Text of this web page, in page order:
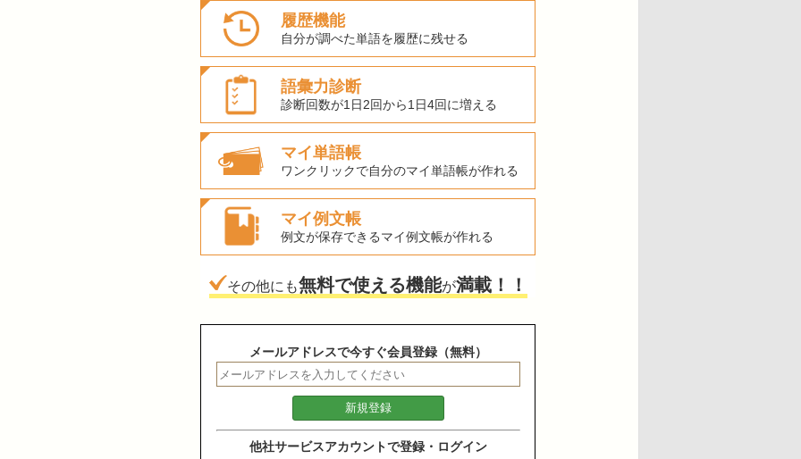
履歴機能
自分が調べた単語を履歴に残せる
語彙力診断
診断回数が1日2回から1日4回に増える
マイ単語帳
ワンクリックで自分のマイ単語帳が作れる
マイ例文帳
例文が保存できるマイ例文帳が作れる
その他にも無料で使える機能が満載！！
メールアドレスで今すぐ会員登録（無料）
他社サービスアカウントで登録・ログイン